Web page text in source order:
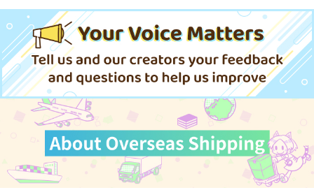
ジャージ本
道草ランプ
1,887円（税込）
小夜左文字
間食もぐもぐ本8
道草ランプ
1,572 円（税込）
小夜左文字
間食もぐもぐ本
道草ランプ
円（税込）
小夜左文字
ん 助けてくれ
トギジィ
専売 629円（税込）
刀剣乱舞
薬研藤四郎
加州清光
小夜左文字
サンプル
カート
の初めての大豊作
いもポテト
専売 990円
刀剣乱舞
小夜左文字
女審神者
サンプル
道草ランプ
専売 1,572円 （税込）
刀剣乱舞
小夜左文字
薬研藤四郎
サンプル